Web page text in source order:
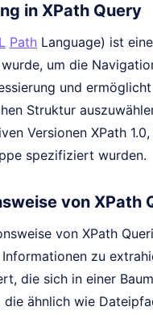
in XPath Query
Path Language) ist
um die
und
Struktur
Versionen XPath
spezifiziert wurden.
von XPath
von XPath
zu
die sich in einer
die ähnlich wie